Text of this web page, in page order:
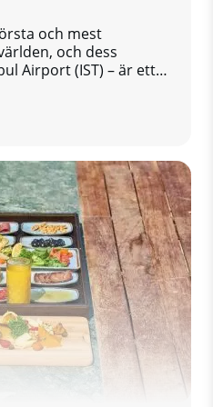
och mest
och dess
Airport (IST) – är ett
erbjuder
är din
en transitpunkt, har
veta för en
på flygplatsen.